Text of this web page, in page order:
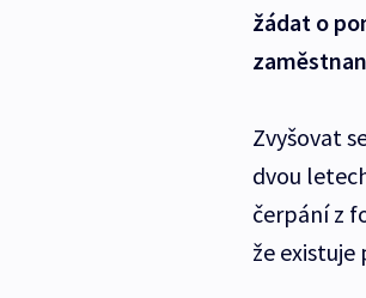
žádat o
Zvyšovat
dvou
čerpání z
že